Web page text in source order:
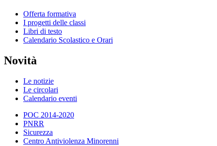
Offerta formativa
I progetti delle classi
Libri di testo
Calendario Scolastico e Orari
Novità
Le notizie
Le circolari
Calendario eventi
POC 2014-2020
PNRR
Sicurezza
Centro Antiviolenza Minorenni